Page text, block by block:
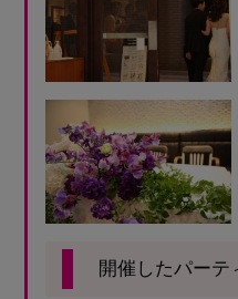
開催したパーテ